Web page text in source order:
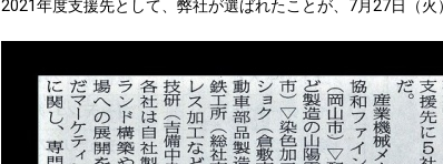
2021年度支援先として、弊社が選ばれたことが、7月27日（火